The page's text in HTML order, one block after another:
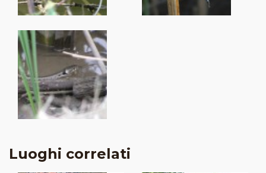
Luoghi correlati